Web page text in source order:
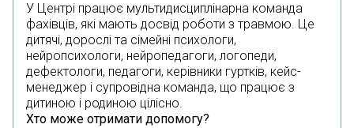
У Центрі працює мультидисциплінарна команда
фахівців, які мають досвід роботи з травмою. Це
дитячі, дорослі та сімейні психологи,
нейропсихологи, нейропедагоги, логопеди,
дефектологи, педагоги, керівники гуртків, кейс-
менеджер і супровідна команда, що працює з
дитиною і родиною цілісно.
Хто може отримати допомогу?